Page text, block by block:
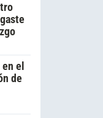
el
de